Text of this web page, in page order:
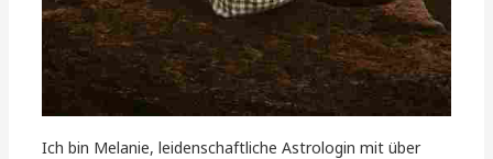
Ich bin Melanie, leidenschaftliche Astrologin mit über